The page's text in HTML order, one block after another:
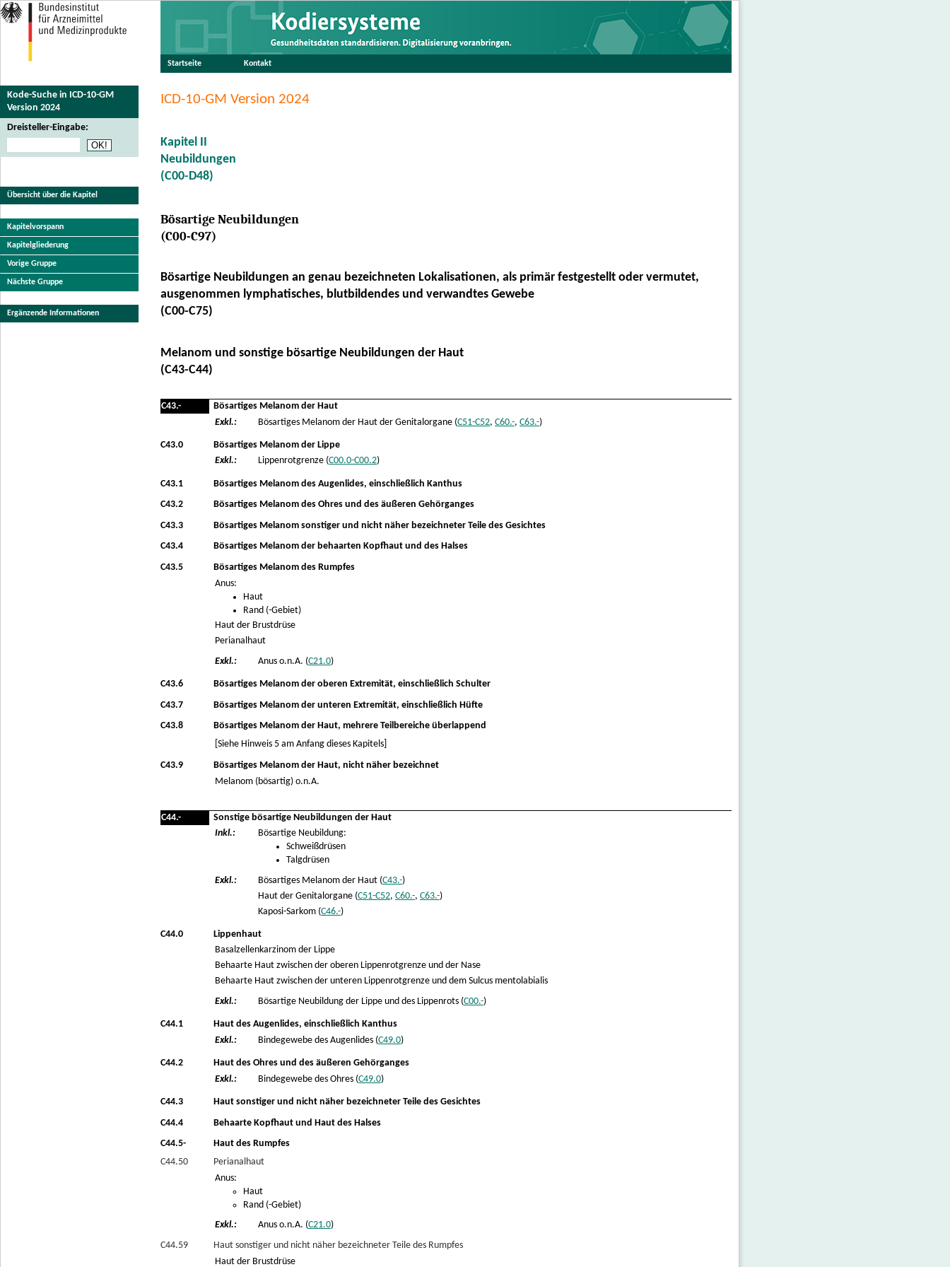
Startseite Kontakt
Kode-Suche in ICD-10-GM
Version 2024
Dreisteller-Eingabe:
Übersicht über die Kapitel
Kapitelvorspann
Kapitelgliederung
Vorige Gruppe
Nächste Gruppe
Ergänzende Informationen
ICD-10-GM Version 2024
Kapitel II
Neubildungen
(C00-D48)
Bösartige Neubildungen
(C00-C97)
Bösartige Neubildungen an genau bezeichneten Lokalisationen, als primär festgestellt oder vermutet,
ausgenommen lymphatisches, blutbildendes und verwandtes Gewebe
(C00-C75)
Melanom und sonstige bösartige Neubildungen der Haut
(C43-C44)
C43.-
Bösartiges Melanom der Haut
Exkl.:
Bösartiges Melanom der Haut der Genitalorgane (C51-C52, C60.-, C63.-)
C43.0
Bösartiges Melanom der Lippe
Exkl.:
Lippenrotgrenze (C00.0-C00.2)
C43.1
Bösartiges Melanom des Augenlides, einschließlich Kanthus
C43.2
Bösartiges Melanom des Ohres und des äußeren Gehörganges
C43.3
Bösartiges Melanom sonstiger und nicht näher bezeichneter Teile des Gesichtes
C43.4
Bösartiges Melanom der behaarten Kopfhaut und des Halses
C43.5
Bösartiges Melanom des Rumpfes
Anus:
Haut
Rand (-Gebiet)
Haut der Brustdrüse
Perianalhaut
Exkl.:
Anus o.n.A. (C21.0)
C43.6
Bösartiges Melanom der oberen Extremität, einschließlich Schulter
C43.7
Bösartiges Melanom der unteren Extremität, einschließlich Hüfte
C43.8
Bösartiges Melanom der Haut, mehrere Teilbereiche überlappend
[Siehe Hinweis 5 am Anfang dieses Kapitels]
C43.9
Bösartiges Melanom der Haut, nicht näher bezeichnet
Melanom (bösartig) o.n.A.
C44.-
Sonstige bösartige Neubildungen der Haut
Inkl.:
Bösartige Neubildung:
Schweißdrüsen
Talgdrüsen
Exkl.:
Bösartiges Melanom der Haut (C43.-)
Haut der Genitalorgane (C51-C52, C60.-, C63.-)
Kaposi-Sarkom (C46.-)
C44.0
Lippenhaut
Basalzellenkarzinom der Lippe
Behaarte Haut zwischen der oberen Lippenrotgrenze und der Nase
Behaarte Haut zwischen der unteren Lippenrotgrenze und dem Sulcus mentolabialis
Exkl.:
Bösartige Neubildung der Lippe und des Lippenrots (C00.-)
C44.1
Haut des Augenlides, einschließlich Kanthus
Exkl.:
Bindegewebe des Augenlides (C49.0)
C44.2
Haut des Ohres und des äußeren Gehörganges
Exkl.:
Bindegewebe des Ohres (C49.0)
C44.3
Haut sonstiger und nicht näher bezeichneter Teile des Gesichtes
C44.4
Behaarte Kopfhaut und Haut des Halses
C44.5-
Haut des Rumpfes
C44.50
Perianalhaut
Anus:
Haut
Rand (-Gebiet)
Exkl.:
Anus o.n.A. (C21.0)
C44.59
Haut sonstiger und nicht näher bezeichneter Teile des Rumpfes
Haut der Brustdrüse